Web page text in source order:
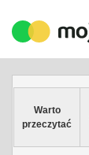
Warto
przeczytać